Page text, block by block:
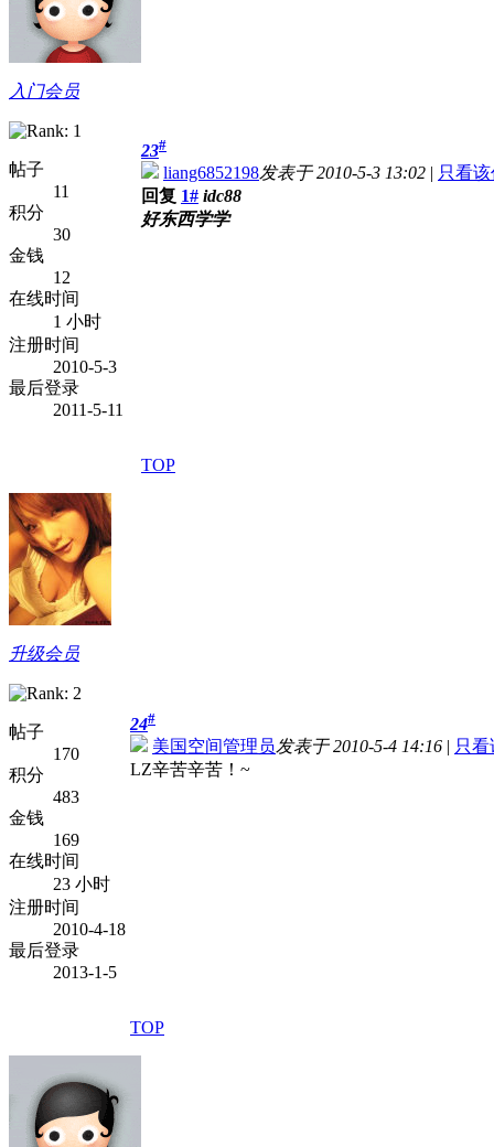
入门会员
帖子
11
积分
30
金钱
12
在线时间
1 小时
注册时间
2010-5-3
最后登录
2011-5-11
23#
liang6852198发表于 2010-5-3 13:02 | 只看
回复 1# idc88
好东西学学
TOP
升级会员
帖子
170
积分
483
金钱
169
在线时间
23 小时
注册时间
2010-4-18
最后登录
2013-1-5
24#
美国空间管理员发表于 2010-5-4 14:16 | 只
LZ辛苦辛苦！~
TOP